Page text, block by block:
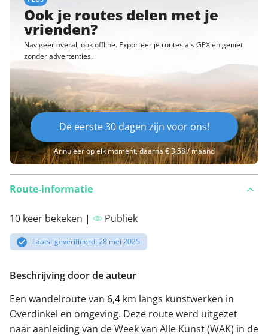
Ook je routes delen met je
vrienden?
Navigeer overal, ook offline. Exporteer je routes als GPX en geniet
zonder advertenties.
De eerste 30 dagen zijn voor ons!
Annuleer op elk moment, daarna € 3,58 / maand
Route-informatie
10 keer bekeken | Publiek
Laatst geverifieerd: 28 mei 2025
Beschrijving door de auteur
Een wandelroute van 6,4 km langs kunstwerken in
Overdinkel en omgeving. Deze route werd uitgezet
naar aanleiding van de Week van Alle Kunst (WAK) in de